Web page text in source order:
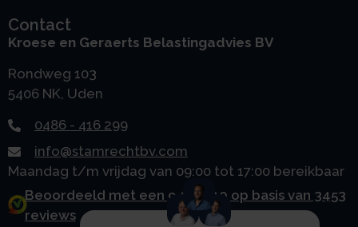
Contact
Kroese en Geraerts Belastingadvies BV
Rondweg 103
5406 NK, Uden
0486 - 416 299
info@stamrechtbv.com
Maandag t/m vrijdag van 09:00 tot 17:00 bereikbaar
Beoordeeld met een 9.0 uit 10 op basis van 3453
reviews